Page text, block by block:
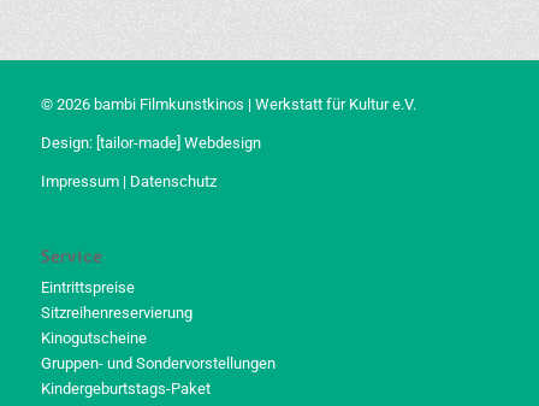
© 2026 bambi Filmkunstkinos | Werkstatt für Kultur e.V.
Design: [tailor-made] Webdesign
Impressum| Datenschutz
Service
Eintrittspreise
Sitzreihenreservierung
Kinogutscheine
Gruppen- und Sondervorstellungen
Kindergeburtstags-Paket